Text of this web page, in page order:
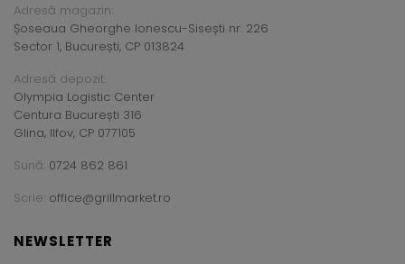
Adresă magazin:
Șoseaua Gheorghe Ionescu-Sisești nr. 226
Sector 1, București, CP 013824
Adresă depozit:
Olympia Logistic Center
Centura București 316
Glina, Ilfov, CP 077105
Sună: 0724 862 861
Scrie: office@grillmarket.ro
NEWSLETTER